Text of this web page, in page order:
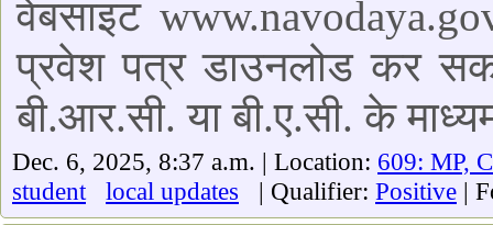
वेबसाइट
प्रवेश पत्र डाउनलोड कर
बी.आर.सी. या बी.ए.सी. के
Dec. 6, 2025, 8:37 a.m. | Location: 609: MP,
student
local updates | Qualifier: Positive |